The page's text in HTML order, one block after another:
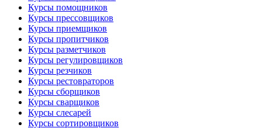
Курсы помощников
Курсы прессовщиков
Курсы приемщиков
Курсы пропитчиков
Курсы разметчиков
Курсы регулировщиков
Курсы резчиков
Курсы рестовраторов
Курсы сборщиков
Курсы сварщиков
Курсы слесарей
Курсы сортировщиков